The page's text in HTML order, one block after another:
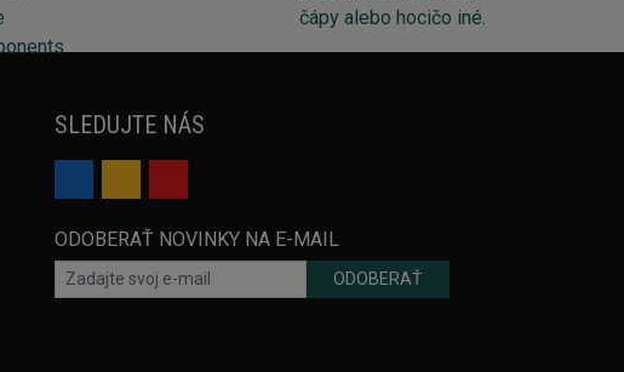
SLEDUJTE NÁS
ODOBERAŤ NOVINKY NA E-MAIL
ODOBERAŤ